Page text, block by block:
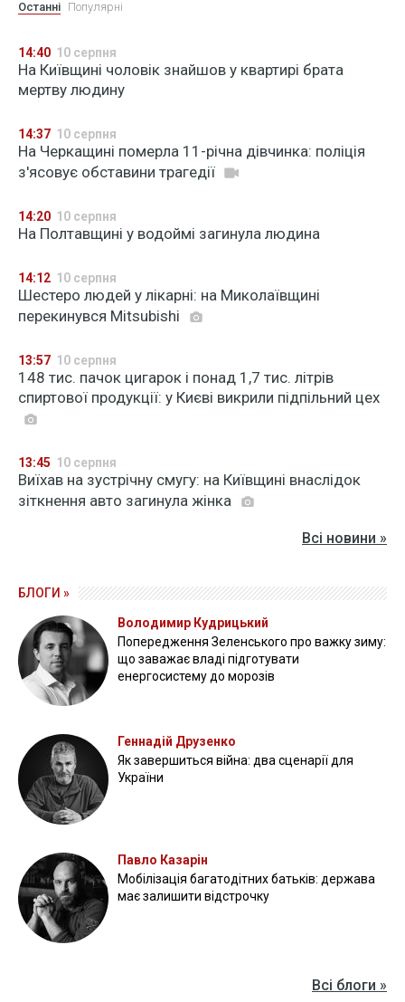
Останні Популярні
14:40 10 серпня
На Київщині чоловік знайшов у квартирі брата
мертву людину
14:37 10 серпня
На Черкащині померла 11-річна дівчинка: поліція
з'ясовує обставини трагедії
14:20 10 серпня
На Полтавщині у водоймі загинула людина
14:12 10 серпня
Шестеро людей у лікарні: на Миколаївщині
перекинувся Mitsubishi
13:57 10 серпня
148 тис. пачок цигарок і понад 1,7 тис. літрів
спиртової продукції: у Києві викрили підпільний цех
13:45 10 серпня
Виїхав на зустрічну смугу: на Київщині внаслідок
зіткнення авто загинула жінка
Всі новини »
БЛОГИ »
Володимир Кудрицький
Попередження Зеленського про важку зиму:
що заважає владі підготувати
енергосистему до морозів
Геннадій Друзенко
Як завершиться війна: два сценарії для
України
Павло Казарін
Мобілізація багатодітних батьків: держава
має залишити відстрочку
Всі блоги »